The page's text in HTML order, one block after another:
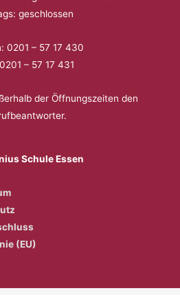
geschlossen
0201 – 57 17 430
– 57 17 431
der Öffnungszeiten den
Schule Essen
(EU)